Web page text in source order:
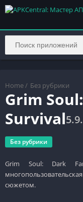
Home / Без рубрики
Grim
Survival
Без рубрики
Grim Soul: Dark
сюжетом.